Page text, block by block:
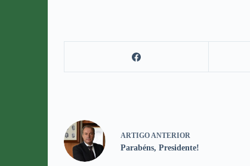
ARTIGO ANTERIOR
Parabéns, Presidente!